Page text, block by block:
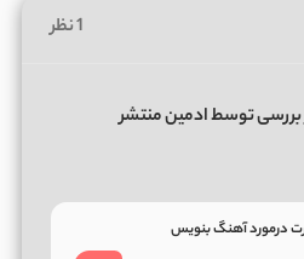
1 نظر
توسط ادمین منتشر